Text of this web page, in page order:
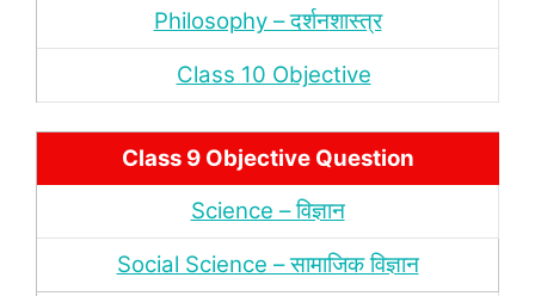
Philosophy – दर्शनशास्‍त्र
Class 10 Objective
Class 9 Objective Question
Science – विज्ञान
Social Science – सामाजिक विज्ञान